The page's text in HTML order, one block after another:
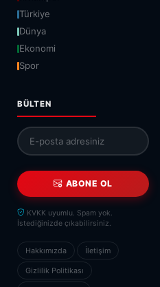
Türkiye
Dünya
Ekonomi
Spor
BÜLTEN
ABONE OL
KVKK uyumlu. Spam yok.
İstediğinizde çıkabilirsiniz.
Hakkımızda İletişim
Gizlilik Politikası